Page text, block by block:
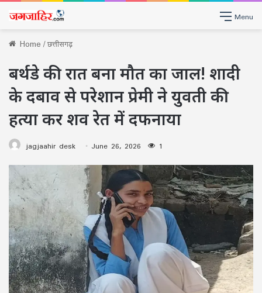
Menu
Home/छत्तीसगढ़
बर्थडे की रात बना मौत का जाल! शादी
के दबाव से परेशान प्रेमी ने युवती की
हत्या कर शव रेत में दफनाया
jagjaahir desk June 26, 2026 1